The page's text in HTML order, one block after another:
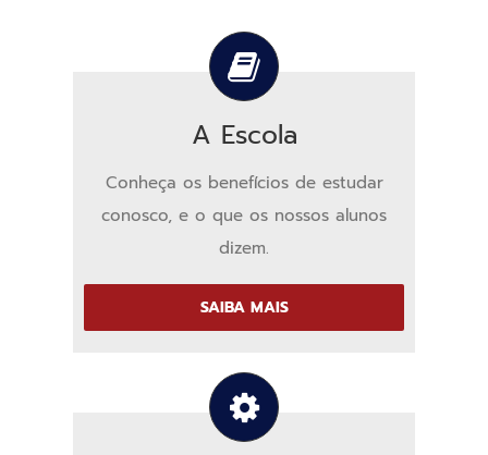
A Escola
Conheça os benefícios de estudar
conosco, e o que os nossos alunos
dizem.
SAIBA MAIS